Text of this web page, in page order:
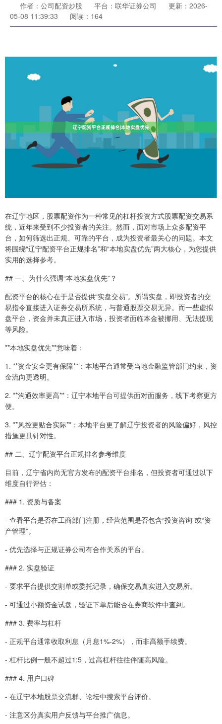
作者：公司配资炒股 平台：联华证券公司
更新：2026-
05-08 11:39:33
阅读：164
在辽宁地区，股票配资作为一种常见的杠杆投资方式股票配资交易系
统，近年来受到不少投资者的关注。然而，面对市场上众多配资平
台，如何筛选出正规、可靠的平台，成为投资者最关心的问题。本文
将围绕“辽宁配资平台正规排名”和“本地实盘优先”两大核心，为您提供
实用的选择参考。
## 一、为什么强调“本地实盘优先”？
配资平台的核心在于是否提供“实盘交易”。所谓实盘，即投资者的交
易指令直接进入证券交易所系统，与普通股票交易无异。而一些虚拟
盘平台，资金并未真正进入市场，投资者面临本金被挪用、无法提现
等风险。
**本地实盘优先**意味着：
1. **资金安全更有保障**：本地平台通常受当地金融监管部门约束，资
金流向更透明。
2. **沟通效率更高**：辽宁本地平台可提供面对面服务，线下考察更方
便。
3. **风控更贴合实际**：本地平台更了解辽宁投资者的风险偏好，风控
措施更具针对性。
## 二、辽宁配资平台正规排名参考维度
目前，辽宁省内尚无官方发布的配资平台排名，但投资者可通过以下
维度自行评估：
### 1. 资质与备案
- 查看平台是否在工商部门注册，经营范围是否包含“投资咨询”或“资
产管理”。
- 优先选择与正规证券公司有合作关系的平台。
### 2. 实盘验证
- 要求平台提供交割单或委托记录，确保交易真实进入交易所。
- 可通过小额资金试盘，验证下单后能否在券商软件中查到。
### 3. 费率与杠杆
- 正规平台通常收取利息（月息1%-2%），而非高额手续费。
- 杠杆比例一般不超过1:5，过高杠杆往往伴随高风险。
### 4. 用户口碑
- 在辽宁本地股票交流群、论坛中搜索平台评价。
- 注意区分真实用户反馈与平台推广信息。